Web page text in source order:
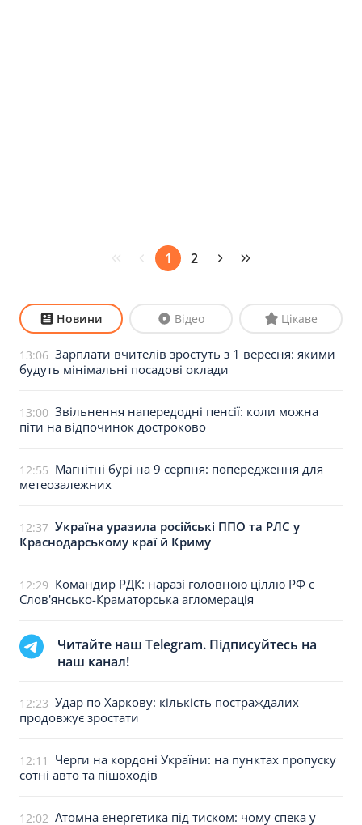
1 2
Новини Відео Цікаве
13:06 Зарплати вчителів зростуть з 1 вересня: якими
будуть мінімальні посадові оклади
13:00 Звільнення напередодні пенсії: коли можна
піти на відпочинок достроково
12:55 Магнітні бурі на 9 серпня: попередження для
метеозалежних
12:37 Україна уразила російські ППО та РЛС у
Краснодарському краї й Криму
12:29 Командир РДК: наразі головною ціллю РФ є
Слов'янсько-Краматорська агломерація
Читайте наш Telegram. Підписуйтесь на
наш канал!
12:23 Удар по Харкову: кількість постраждалих
продовжує зростати
12:11
Черги на кордоні України: на пунктах пропуску
сотні авто та пішоходів
12:02 Атомна енергетика під тиском: чому спека у